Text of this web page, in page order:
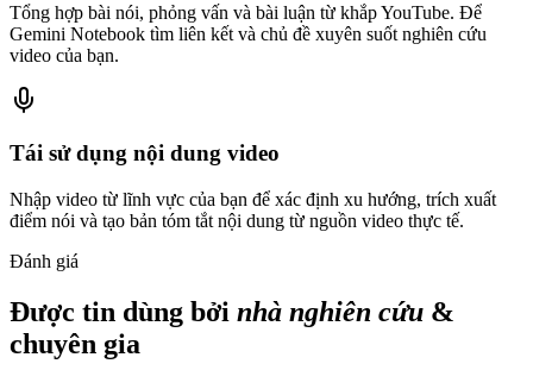
Tổng hợp bài nói, phỏng vấn và bài luận từ khắp YouTube. Để
Gemini Notebook tìm liên kết và chủ đề xuyên suốt nghiên cứu
video của bạn.
Tái sử dụng nội dung video
Nhập video từ lĩnh vực của bạn để xác định xu hướng, trích xuất
điểm nói và tạo bản tóm tắt nội dung từ nguồn video thực tế.
Đánh giá
Được tin dùng bởi nhà nghiên cứu &
chuyên gia